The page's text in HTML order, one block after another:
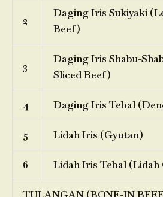
2
Daging Iris Sukiyaki
Beef)
3
Daging Iris Shabu-
Sliced Beef)
4 Daging Iris Tebal
5 Lidah Iris (Gyutan)
6 Lidah Iris Tebal (Lidah